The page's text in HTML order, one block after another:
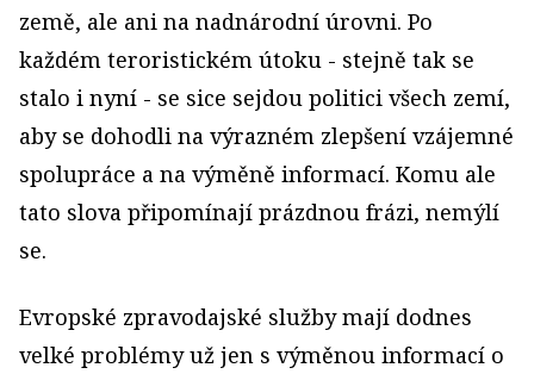
země, ale ani na nadnárodní úrovni. Po
každém teroristickém útoku - stejně tak se
stalo i nyní - se sice sejdou politici všech zemí,
aby se dohodli na výrazném zlepšení vzájemné
spolupráce a na výměně informací. Komu ale
tato slova připomínají prázdnou frázi, nemýlí
se.
Evropské zpravodajské služby mají dodnes
velké problémy už jen s výměnou informací o